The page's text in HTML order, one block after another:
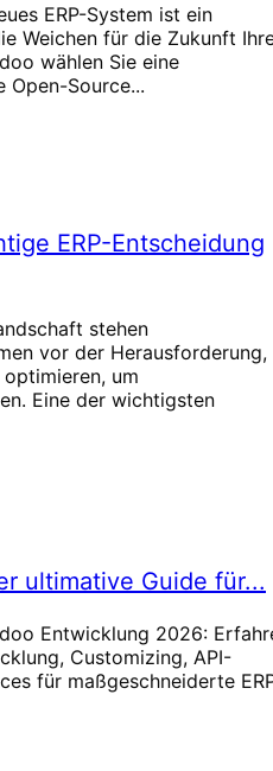
ERP-System ist ein
Weichen für die Zukunft
wählen Sie eine
Open-Source...
ERP-Entscheidung
stehen
vor der Herausforderung,
um
Eine der wichtigsten
ultimative Guide für...
Entwicklung 2026:
Customizing, API-
für maßgeschneiderte